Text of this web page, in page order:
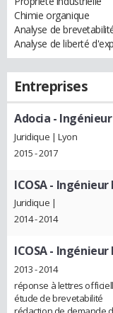
Chimie organique
Analyse de
Analyse de liberté
Entreprises
Adocia -
Juridique | Lyon
2015 - 2017
ICOSA- Ingénieur
Juridique |
2014 - 2014
ICOSA- Ingénieur
2013 - 2014
réponse à lettres
étude de brevetabilité